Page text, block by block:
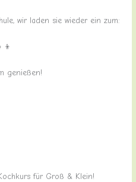
wir laden sie wieder ein zum:
genießen!
für Groß & Klein!